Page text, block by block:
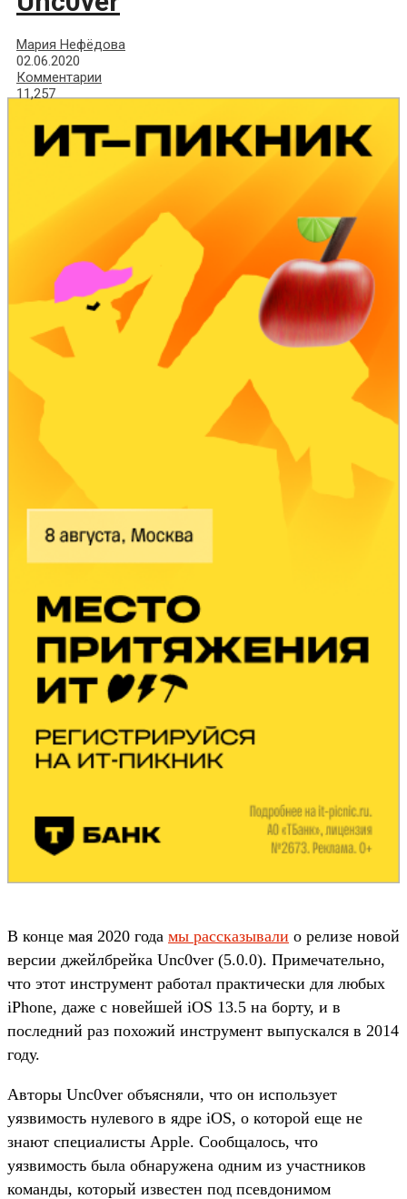
Мария Нефёдова
02.06.2020
Комментарии
11,257
В конце мая 2020 года мы рассказывали о релизе новой
версии джейлбрейка Unc0ver (5.0.0). Примечательно,
что этот инструмент работал практически для любых
iPhone, даже с новейшей iOS 13.5 на борту, и в
последний раз похожий инструмент выпускался в­ 2014
году.
Авторы Unc0ver объясняли, что он использует
уязвимость нулевого в ядре iOS, о которой еще не
знают специалисты Apple. Сообщалось, что
уязвимость была обнаружена одним из участников
команды, который известен под псевдонимом